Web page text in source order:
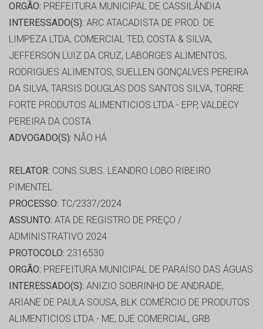
ORGÃO: PREFEITURA MUNICIPAL DE CASSILÂNDIA
INTERESSADO(S): ARC ATACADISTA DE PROD. DE
LIMPEZA LTDA, COMERCIAL TED, COSTA & SILVA,
JEFFERSON LUIZ DA CRUZ, LABORGES ALIMENTOS,
RODRIGUES ALIMENTOS, SUELLEN GONÇALVES PEREIRA
DA SILVA, TARSIS DOUGLAS DOS SANTOS SILVA, TORRE
FORTE PRODUTOS ALIMENTICIOS LTDA - EPP, VALDECY
PEREIRA DA COSTA
ADVOGADO(S): NÃO HÁ
RELATOR: CONS.SUBS. LEANDRO LOBO RIBEIRO
PIMENTEL
PROCESSO: TC/2337/2024
ASSUNTO: ATA DE REGISTRO DE PREÇO /
ADMINISTRATIVO 2024
PROTOCOLO: 2316530
ORGÃO: PREFEITURA MUNICIPAL DE PARAÍSO DAS ÁGUAS
INTERESSADO(S): ANIZIO SOBRINHO DE ANDRADE,
ARIANE DE PAULA SOUSA, BLK COMÉRCIO DE PRODUTOS
ALIMENTICIOS LTDA - ME, DJE COMERCIAL, GRB